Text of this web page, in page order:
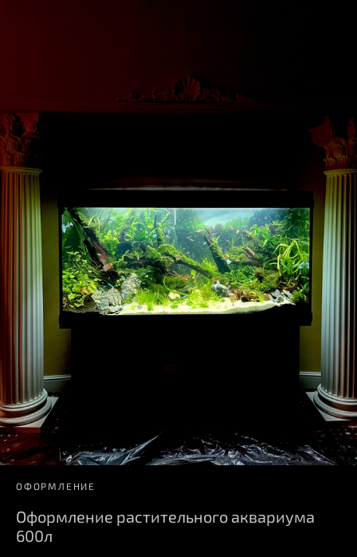
ОФОРМЛЕНИЕ
Оформление растительного аквариума
600л